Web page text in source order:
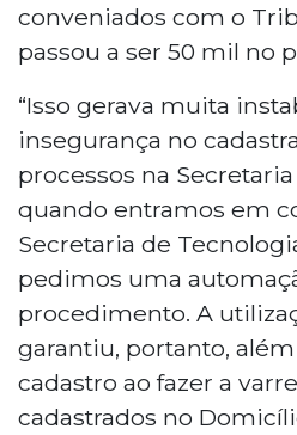
conveniados com o
passou a ser 50 mil no
“Isso gerava muita
insegurança no
processos na
quando entramos em
Secretaria de
pedimos uma
procedimento. A
garantiu, portanto,
cadastro ao fazer a
cadastrados no